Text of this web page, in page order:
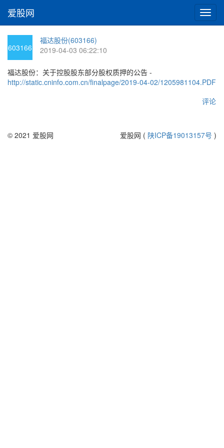
切
换
爱股网
603166
福达股份(603166)
2019-04-03 06:22:10
福达股份：关于控股股东部分股权质押的公告 -
http://static.cninfo.com.cn/finalpage/2019-04-02/1205981104.PDF
评论
© 2021 爱股网 爱股网 ( 陕ICP备19013157号 )